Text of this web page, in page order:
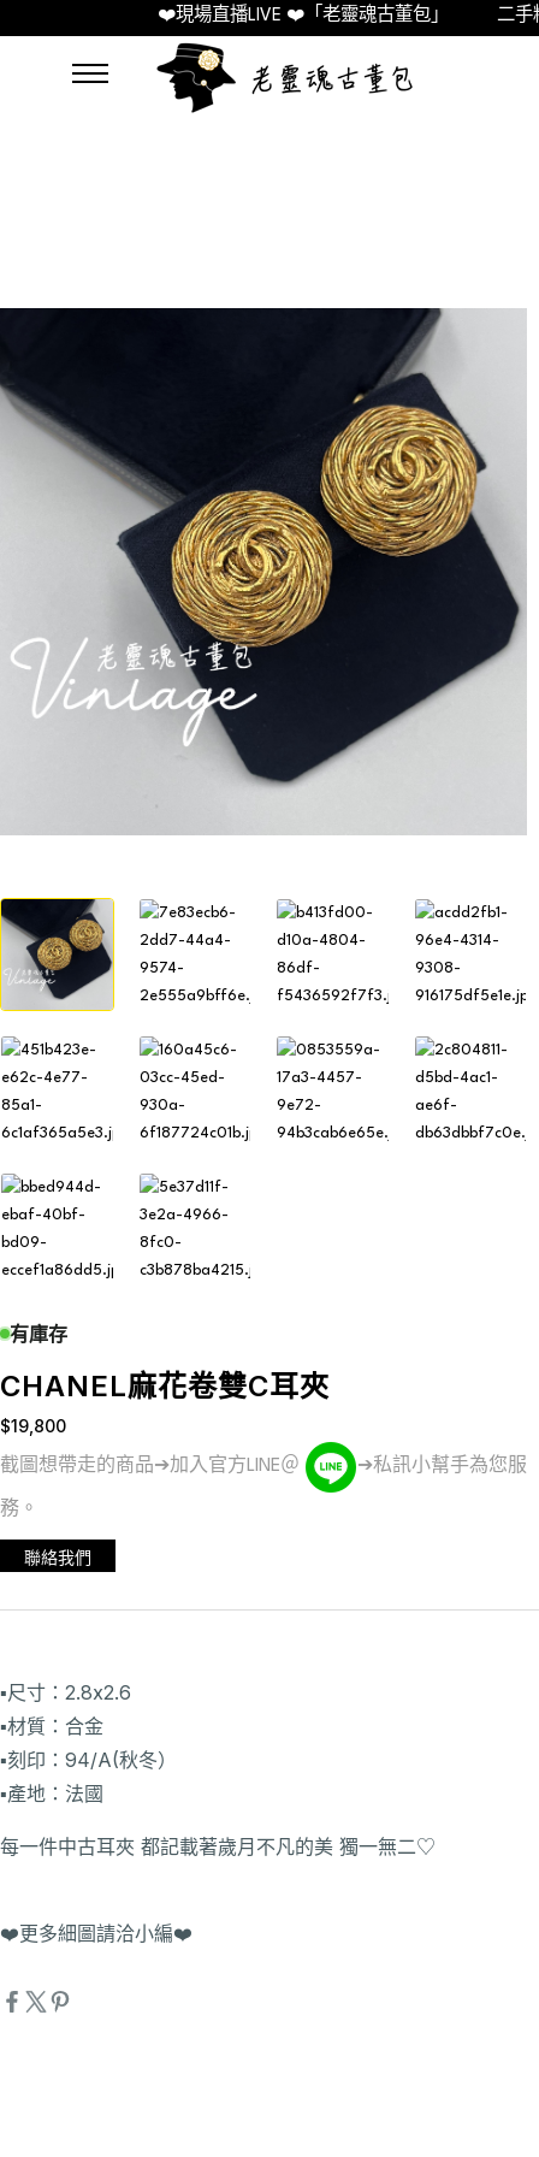
❤️現場直播LIVE ❤️「老靈魂古董包」 二手
有庫存
CHANEL麻花卷雙C耳夾
$19,800
截圖想帶走的商品➔加入官方LINE＠ ➔私訊小幫手為您服
務。
聯絡我們
▪️尺寸：2.8x2.6
▪️材質：合金
▪️刻印：94/A(秋冬）
▪️產地：法國
每一件中古耳夾 都記載著歲月不凡的美 獨一無二♡
❤️更多細圖請洽小編❤️